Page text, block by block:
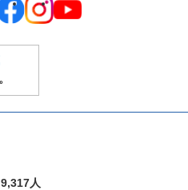
9,317人